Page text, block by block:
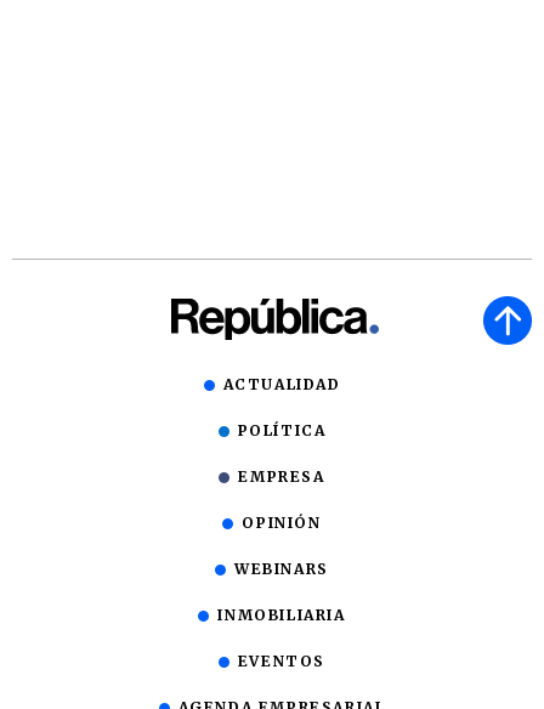
ACTUALIDAD
POLÍTICA
EMPRESA
OPINIÓN
WEBINARS
INMOBILIARIA
EVENTOS